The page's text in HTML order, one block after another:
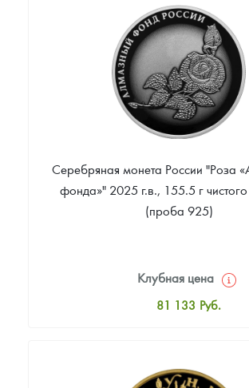
Цена выкупа
Звоните
Серебряная монета России "Роза
фонда»" 2025 г.в., 155.5 г
(проба 925)
Клубная цена
81 133 Руб.
Цена выкупа